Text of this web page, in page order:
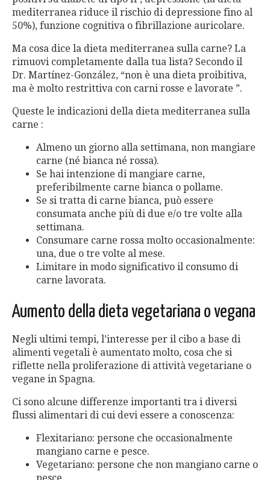
mediterranea riduce il rischio di depressione fino al
50%), funzione cognitiva o fibrillazione auricolare.
Ma cosa dice la dieta mediterranea sulla carne? La
rimuovi completamente dalla tua lista? Secondo il
Dr. Martínez-González, “non è una dieta proibitiva,
ma è molto restrittiva con carni rosse e lavorate ”.
Queste le indicazioni della dieta mediterranea sulla
carne :
Almeno un giorno alla settimana, non mangiare
carne (né bianca né rossa).
Se hai intenzione di mangiare carne,
preferibilmente carne bianca o pollame.
Se si tratta di carne bianca, può essere
consumata anche più di due e/o tre volte alla
settimana.
Consumare carne rossa molto occasionalmente:
una, due o tre volte al mese.
Limitare in modo significativo il consumo di
carne lavorata.
Aumento della dieta vegetariana o vegana
Negli ultimi tempi, l’interesse per il cibo a base di
alimenti vegetali è aumentato molto, cosa che si
riflette nella proliferazione di attività vegetariane o
vegane in Spagna.
Ci sono alcune differenze importanti tra i diversi
flussi alimentari di cui devi essere a conoscenza:
Flexitariano: persone che occasionalmente
mangiano carne e pesce.
Vegetariano: persone che non mangiano carne o